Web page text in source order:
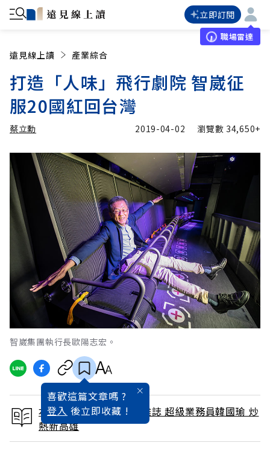
立即訂閱
職場雷達
遠見線上讀 產業綜合
打造「人味」飛行劇院 智崴征
服20國紅回台灣
蔡立勳
蔡立勳 加入追蹤
2019-04-02 瀏覽數 34,650+
智崴集團執行長歐陽志宏。
喜歡這篇文章嗎 ?
登入 後立即收藏 !
本文出自 2019 / 4月號雜誌 超級業務員韓國瑜 炒
熱新高雄